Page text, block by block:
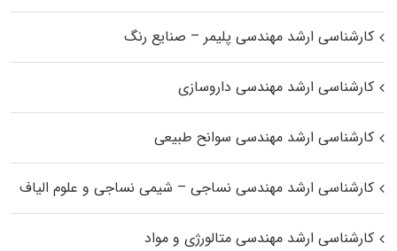
کارشناسی ارشد مهندسی پلیمر – صنایع رنگ
کارشناسی ارشد مهندسی داروسازی
کارشناسی ارشد مهندسی سوانح طبیعی
کارشناسی ارشد مهندسی نساجی – شیمی نساجی و علوم الیاف
کارشناسی ارشد مهندسی متالورژی و مواد